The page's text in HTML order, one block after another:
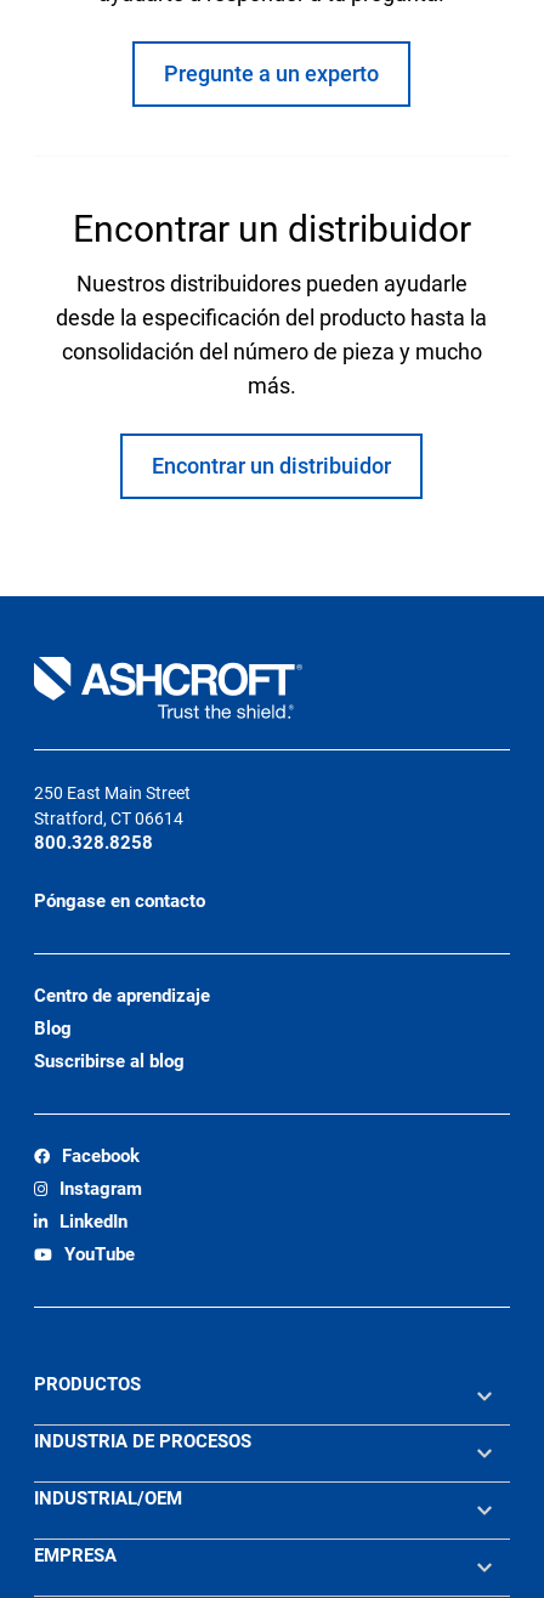
Pregunte a un experto
Encontrar un distribuidor
Nuestros distribuidores pueden ayudarle
desde la especificación del producto hasta la
consolidación del número de pieza y mucho
más.
Encontrar un distribuidor
250 East Main Street
Stratford, CT 06614
800.328.8258
Póngase en contacto
Centro de aprendizaje
Blog
Suscribirse al blog
Facebook
Instagram
LinkedIn
YouTube
PRODUCTOS
INDUSTRIA DE PROCESOS
INDUSTRIAL/OEM
EMPRESA